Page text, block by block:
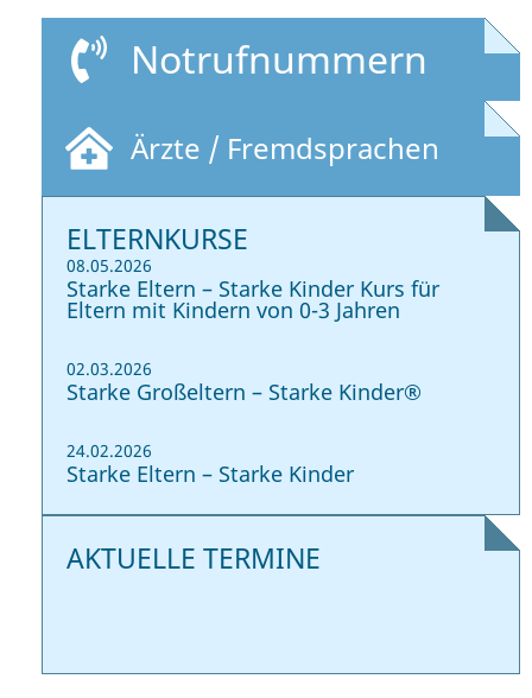
Notrufnummern
Ärzte / Fremdsprachen
ELTERNKURSE
08.05.2026
Starke Eltern – Starke Kinder Kurs für
Eltern mit Kindern von 0-3 Jahren
02.03.2026
Starke Großeltern – Starke Kinder®
24.02.2026
Starke Eltern – Starke Kinder
AKTUELLE TERMINE